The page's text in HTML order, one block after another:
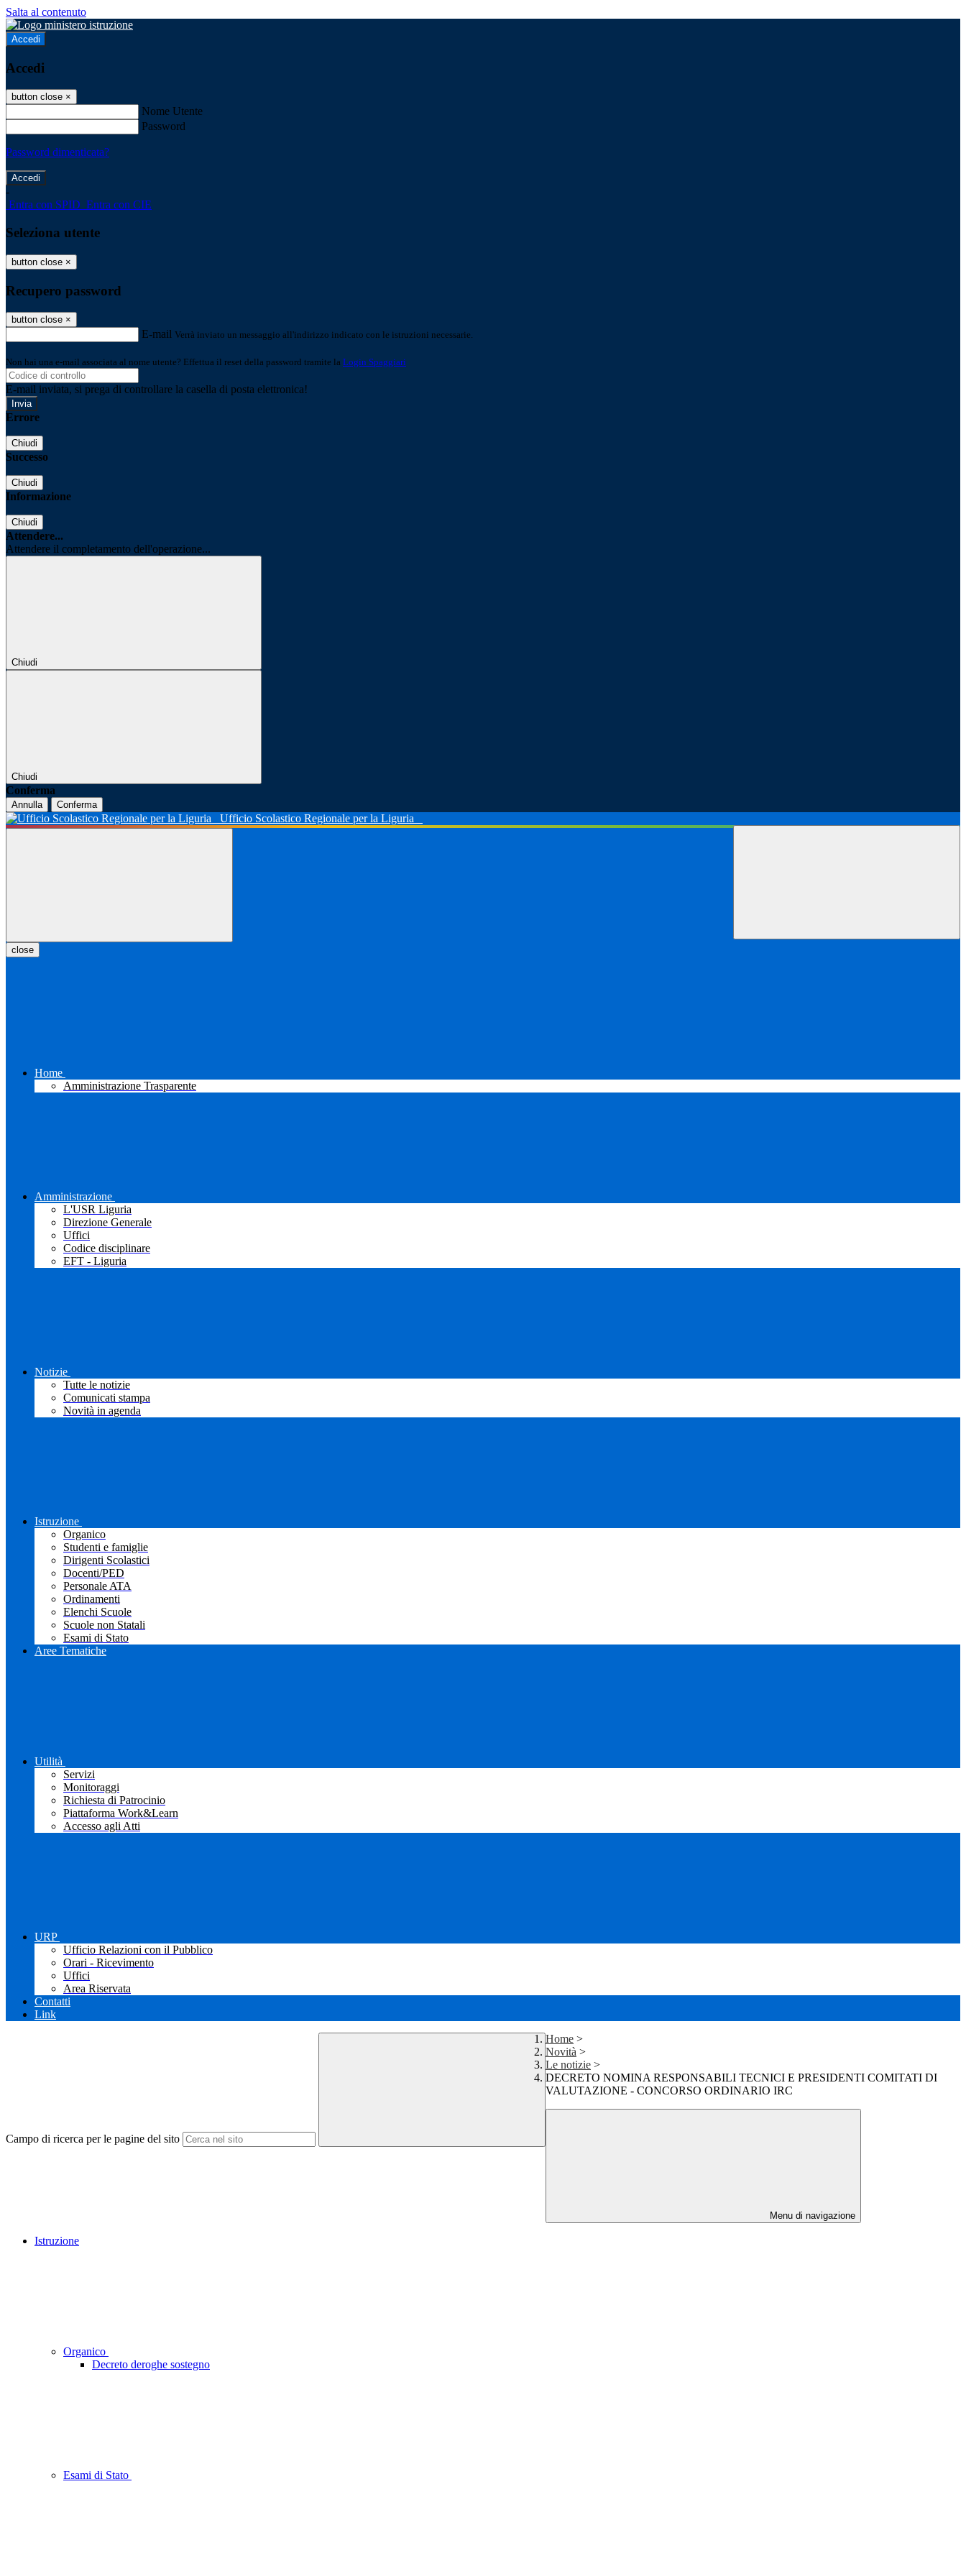
Salta al contenuto
Accedi
Accedi
button close ×
Nome Utente
Password
Password dimenticata?
-
Entra con SPID Entra con CIE
Seleziona utente
button close ×
Recupero password
button close ×
E-mail Verrà inviato un messaggio all'indirizzo indicato con le istruzioni necessarie.
Non hai una e-mail associata al nome utente? Effettua il reset della password tramite la Login Spaggiari
E-mail inviata, si prega di controllare la casella di posta elettronica!
Errore
Chiudi
Successo
Chiudi
Informazione
Chiudi
Attendere...
Attendere il completamento dell'operazione...
Chiudi
Chiudi
Conferma
Annulla Conferma
Ufficio Scolastico Regionale per la Liguria
close
Home
Amministrazione Trasparente
Amministrazione
L'USR Liguria
Direzione Generale
Uffici
Codice disciplinare
EFT - Liguria
Notizie
Tutte le notizie
Comunicati stampa
Novità in agenda
Istruzione
Organico
Studenti e famiglie
Dirigenti Scolastici
Docenti/PED
Personale ATA
Ordinamenti
Elenchi Scuole
Scuole non Statali
Esami di Stato
Aree Tematiche
Utilità
Servizi
Monitoraggi
Richiesta di Patrocinio
Piattaforma Work&Learn
Accesso agli Atti
URP
Ufficio Relazioni con il Pubblico
Orari - Ricevimento
Uffici
Area Riservata
Contatti
Link
Campo di ricerca per le pagine del sito
Home >
Novità >
Le notizie >
DECRETO NOMINA RESPONSABILI TECNICI E PRESIDENTI COMITATI DI
VALUTAZIONE - CONCORSO ORDINARIO IRC
Menu di navigazione
Istruzione
Organico
Decreto deroghe sostegno
Esami di Stato